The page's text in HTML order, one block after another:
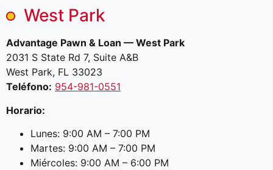
West Park
Advantage Pawn & Loan — West Park
2031 S State Rd 7, Suite A&B
West Park, FL 33023
Teléfono: 954-981-0551
Horario:
Lunes: 9:00 AM – 7:00 PM
Martes: 9:00 AM – 7:00 PM
Miércoles: 9:00 AM – 6:00 PM